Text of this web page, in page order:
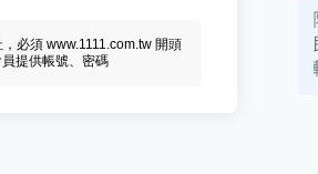
必須 www.1111.com.tw 開頭
提供帳號、密碼